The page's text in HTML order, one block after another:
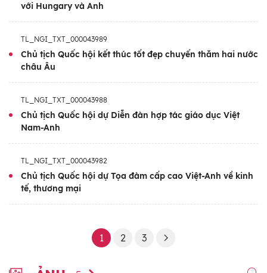
với Hungary và Anh
TL_NGI_TXT_000043989
Chủ tịch Quốc hội kết thúc tốt đẹp chuyến thăm hai nước
châu Âu
TL_NGI_TXT_000043988
Chủ tịch Quốc hội dự Diễn đàn hợp tác giáo dục Việt
Nam-Anh
TL_NGI_TXT_000043982
Chủ tịch Quốc hội dự Tọa đàm cấp cao Việt-Anh về kinh
tế, thương mại
1 2 3